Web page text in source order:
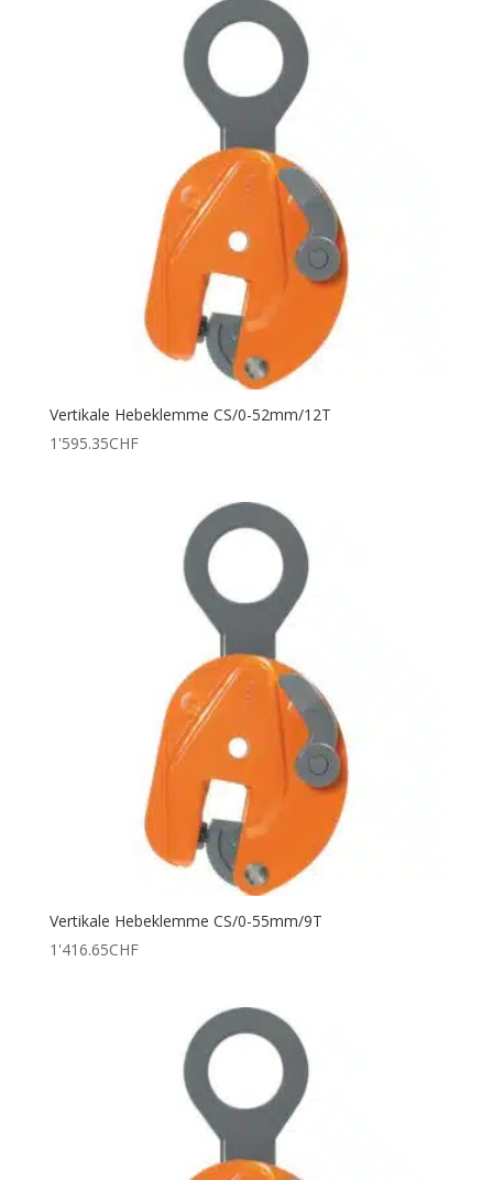
Vertikale Hebeklemme CS/0-52mm/12T
1'595.35CHF
Vertikale Hebeklemme CS/0-55mm/9T
1'416.65CHF